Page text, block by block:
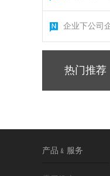
企业下公司
热门推荐
产品﹠服务